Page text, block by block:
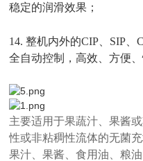
稳定的润滑效果；
14. 整机内外的CIP、SIP、
全自动控制，高效、方便、
主要适用于果蔬汁、果酱
性或非粘稠性流体的无菌
果汁、果酱、食用油、粮